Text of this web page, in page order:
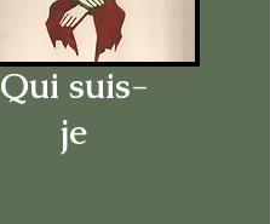
Qui suis-
je